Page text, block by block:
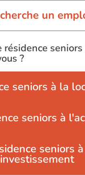
un
résidence seniors
?
seniors à la
seniors à
seniors à